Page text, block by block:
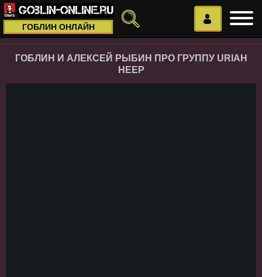
ГОБЛИН ОНЛАЙН
ГОБЛИН И АЛЕКСЕЙ РЫБИН ПРО ГРУППУ URIAH
HEEP